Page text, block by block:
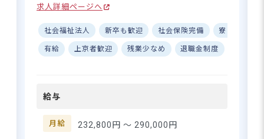
ートな時間も大切にできます
り、ライフステージの変化に
も対応！複数園を運営してい
るので、将来のキャリアアッ
身ともに健康に働けるのが魅
子どもの笑顔と一緒に、あなたの
6.37時間で無理なく勤務 ーー
【あなたらしさを大切にす
る、チームワークの保育園】
マニュアル通りではなく「子
♪ 「苦手なことは無理せず、
う考え方を大切にしていま
す。ピアノが苦手でも心配無
求人詳細ページへ
社会福祉法人 新卒も歓迎 社会保険完備 寮・住宅・
有給 上京者歓迎 残業少なめ 退職金制度
給与
月給 232,800円 〜 290,000円